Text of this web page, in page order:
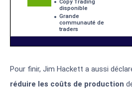
Pour finir, Jim Hackett a aussi
réduire les coûts de production